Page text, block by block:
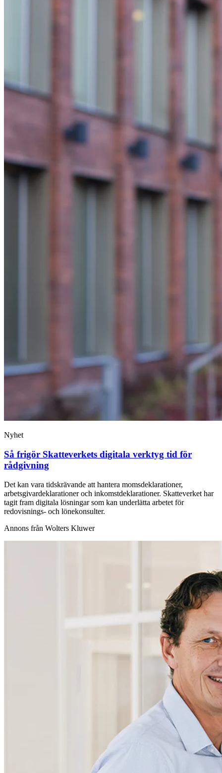
Nyhet
Så frigör Skatteverkets digitala verktyg tid för
rådgivning
Det kan vara tidskrävande att hantera momsdeklarationer,
arbetsgivardeklarationer och inkomstdeklarationer. Skatteverket har
tagit fram digitala lösningar som kan underlätta arbetet för
redovisnings- och lönekonsulter.
Annons från Wolters Kluwer